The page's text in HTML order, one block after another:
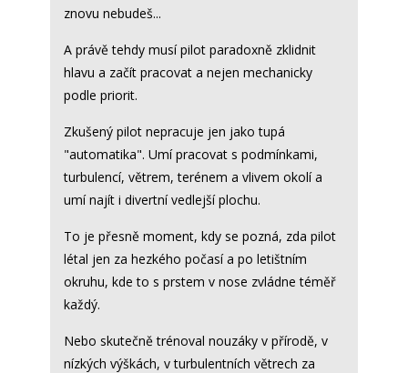
znovu nebudeš...
A právě tehdy musí pilot paradoxně zklidnit
hlavu a začít pracovat a nejen mechanicky
podle priorit.
Zkušený pilot nepracuje jen jako tupá
"automatika". Umí pracovat s podmínkami,
turbulencí, větrem, terénem a vlivem okolí a
umí najít i divertní vedlejší plochu.
To je přesně moment, kdy se pozná, zda pilot
létal jen za hezkého počasí a po letištním
okruhu, kde to s prstem v nose zvládne téměř
každý.
Nebo skutečně trénoval nouzáky v přírodě, v
nízkých výškách, v turbulentních větrech za